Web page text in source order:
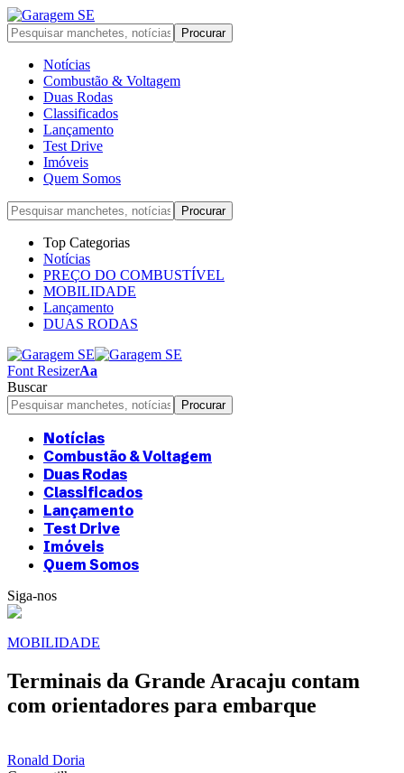
Notícias
Combustão & Voltagem
Duas Rodas
Classificados
Lançamento
Test Drive
Imóveis
Quem Somos
Top Categorias
Notícias
PREÇO DO COMBUSTÍVEL
MOBILIDADE
Lançamento
DUAS RODAS
Font ResizerAa
Buscar
Notícias
Combustão & Voltagem
Duas Rodas
Classificados
Lançamento
Test Drive
Imóveis
Quem Somos
Siga-nos
MOBILIDADE
Terminais da Grande Aracaju contam
com orientadores para embarque
Ronald Doria